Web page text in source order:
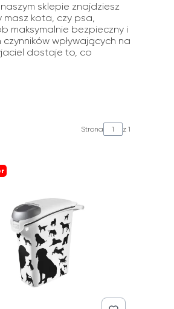
sklepie znajdziesz
masz kota, czy psa,
maksymalnie bezpieczny i
wpływających na
dostaje to, co
Strona z 1